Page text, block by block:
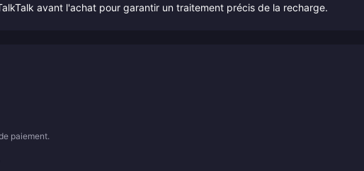
avant l'achat pour garantir un traitement précis de la recharge.
paiement.